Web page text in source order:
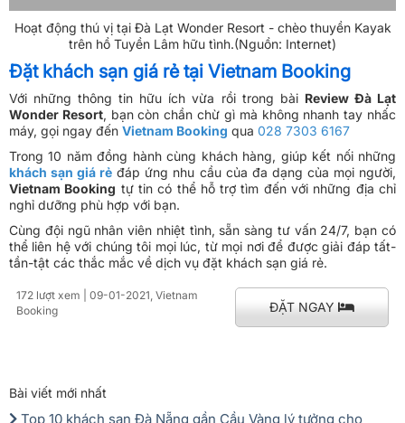
Hoạt động thú vị tại Đà Lạt Wonder Resort - chèo thuyền Kayak
trên hồ Tuyền Lâm hữu tình.(Nguồn: Internet)
Đặt khách sạn giá rẻ tại Vietnam Booking
Với những thông tin hữu ích vừa rồi trong bàiReview Đà Lạt
Wonder Resort, bạn còn chần chừ gì mà không nhanh tay nhấc
máy, gọi ngay đếnVietnam Bookingqua028 7303 6167
Trong 10 năm đồng hành cùng khách hàng, giúp kết nối những
khách sạn giá rẻđáp ứng nhu cầu của đa dạng của mọi người,
Vietnam Bookingtự tin có thể hỗ trợ tìm đến với những địa chỉ
nghỉ dưỡng phù hợp với bạn.
Cùng đội ngũ nhân viên nhiệt tình, sẵn sàng tư vấn 24/7, bạn có
thể liên hệ với chúng tôi mọi lúc, từ mọi nơi để được giải đáp tất-
tần-tật các thắc mắc về dịch vụ đặt khách sạn giá rẻ.